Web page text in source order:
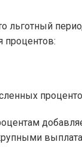
льготный
процентов: